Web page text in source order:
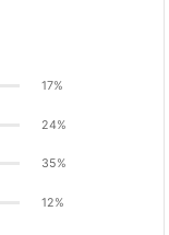
17%
24%
35%
12%